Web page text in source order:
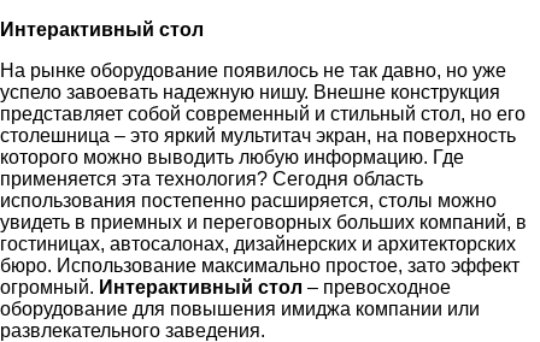
Интерактивный стол
На рынке оборудование появилось не так давно, но уже
успело завоевать надежную нишу. Внешне конструкция
представляет собой современный и стильный стол, но его
столешница – это яркий мультитач экран, на поверхность
которого можно выводить любую информацию. Где
применяется эта технология? Сегодня область
использования постепенно расширяется, столы можно
увидеть в приемных и переговорных больших компаний, в
гостиницах, автосалонах, дизайнерских и архитекторских
бюро. Использование максимально простое, зато эффект
огромный. Интерактивный стол – превосходное
оборудование для повышения имиджа компании или
развлекательного заведения.